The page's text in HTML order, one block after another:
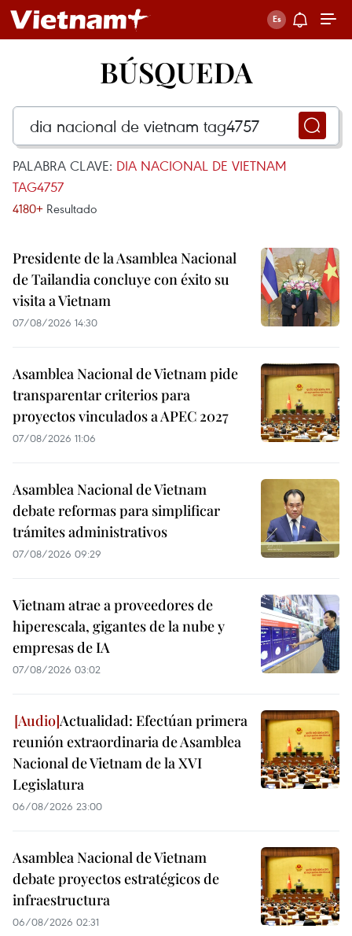
BÚSQUEDA
PALABRA CLAVE: DIA NACIONAL DE VIETNAM
TAG4757
4180+ Resultado
Presidente de la Asamblea Nacional
de Tailandia concluye con éxito su
visita a Vietnam
07/08/2026 14:30
Asamblea Nacional de Vietnam pide
transparentar criterios para
proyectos vinculados a APEC 2027
07/08/2026 11:06
Asamblea Nacional de Vietnam
debate reformas para simplificar
trámites administrativos
07/08/2026 09:29
Vietnam atrae a proveedores de
hiperescala, gigantes de la nube y
empresas de IA
07/08/2026 03:02
Actualidad: Efectúan primera
reunión extraordinaria de Asamblea
Nacional de Vietnam de la XVI
Legislatura
06/08/2026 23:00
Asamblea Nacional de Vietnam
debate proyectos estratégicos de
infraestructura
06/08/2026 02:31